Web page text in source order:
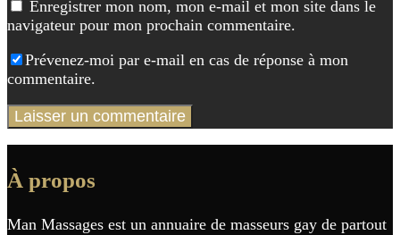
Enregistrer mon nom, mon e-mail et mon site dans le
navigateur pour mon prochain commentaire.
Prévenez-moi par e-mail en cas de réponse à mon
commentaire.
À propos
Man Massages est un annuaire de masseurs gay de partout